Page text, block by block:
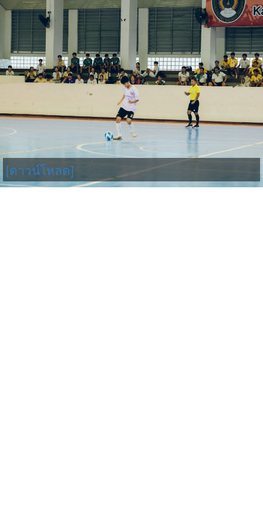
[ดาวน์โหลด]